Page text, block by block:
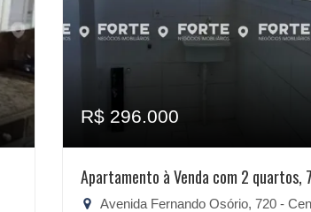
R$ 296.000
Apartamento à Venda com 2 quartos,
Avenida Fernando Osório, 720 -